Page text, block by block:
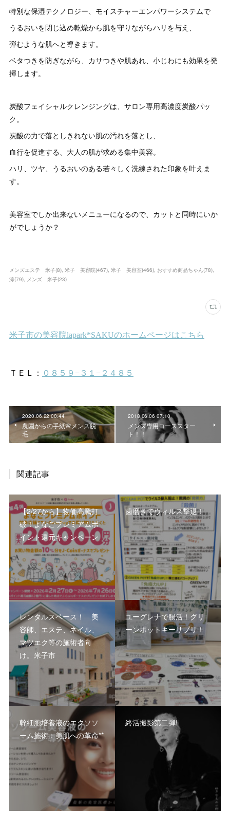
特別な保湿テクノロジー、モイスチャーエンパワーシステムで
うるおいを閉じ込め乾燥から肌を守りながらハリを与え、
弾むような肌へと導きます。
ベタつきを防ぎながら、カサつきや肌あれ、小じわにも効果を発
揮します。
炭酸フェイシャルクレンジングは、サロン専用高濃度炭酸パッ
ク。
炭酸の力で落としきれない肌の汚れを落とし、
血行を促進する、大人の肌が求める集中美容。
ハリ、ツヤ、うるおいのある若々しく洗練された印象を叶えま
す。
美容室でしか出来ないメニューになるので、カットと同時にいか
がでしょうか？
メンズエステ 米子(8) 米子 美容院(467) 米子 美容室(466) おすすめ商品ちゃん(78)
涼(79) メンズ 米子(23)
2020.06.22 00:44
農園からの手紙🌸メンズ脱
毛
2018.06.06 07:10
メンズ専用コーススター
ト！！
関連記事
【2/27から】物価高騰打
破！よなごプレミアムポ
イント還元キャンペーン
歯磨きでウィルス撃退！
レンタルスペース！ 美
容師、エステ、ネイル、
マツエク等の施術者向
け。米子市
ユーグレナで腸活！グリ
ーンポットキーサプリ！
幹細胞培養液のエクソソ
ーム施術：美肌への革命**
終活撮影第二弾!